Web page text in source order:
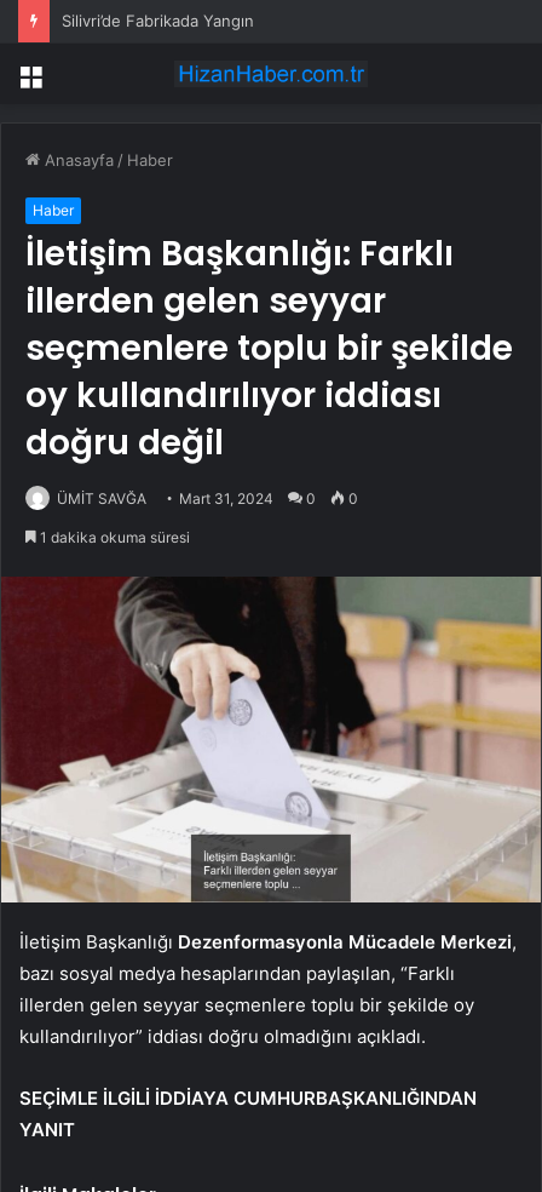
Silivri’de Fabrikada Yangın
Menü
Anasayfa / Haber
Haber
İletişim Başkanlığı: Farklı
illerden gelen seyyar
seçmenlere toplu bir şekilde
oy kullandırılıyor iddiası
doğru değil
ÜMİT SAVĞA Mart 31, 2024 0 0
1 dakika okuma süresi
İletişim Başkanlığı Dezenformasyonla Mücadele Merkezi,
bazı sosyal medya hesaplarından paylaşılan, “Farklı
illerden gelen seyyar seçmenlere toplu bir şekilde oy
kullandırılıyor” iddiası doğru olmadığını açıkladı.
SEÇİMLE İLGİLİ İDDİAYA CUMHURBAŞKANLIĞINDAN
YANIT